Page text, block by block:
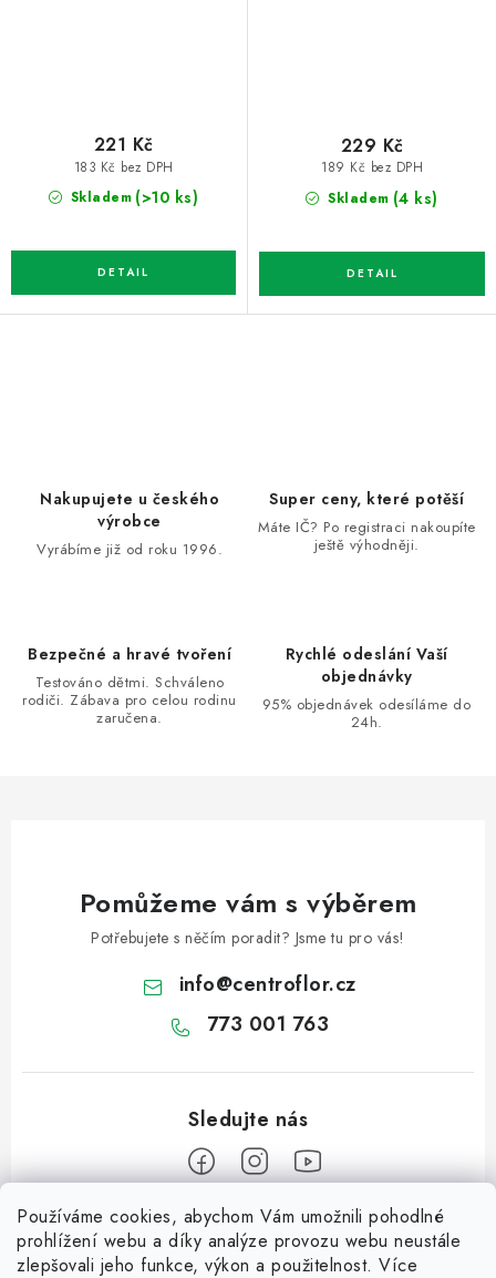
Používáme cookies, abychom Vám umožnili pohodlné
prohlížení webu a díky analýze provozu webu neustále
zlepšovali jeho funkce, výkon a použitelnost. Více
Skladem (>10 ks)
183 Kč bez DPH
221 Kč
Skladem (4 ks)
189 Kč bez DPH
229 Kč
k
Nakupujete u českého
výrobce
Vyrábíme již od roku 1996.
Super ceny, které potěší
Máte IČ? Po registraci nakoupíte
ještě výhodněji.
Bezpečné a hravé tvoření
Testováno dětmi. Schváleno
rodiči. Zábava pro celou rodinu
zaručena.
Rychlé odeslání Vaší
objednávky
95% objednávek odesíláme do
24h.
Pomůžeme vám s výběrem
Potřebujete s něčím poradit? Jsme tu pro vás!
info@centroflor.cz
773 001 763